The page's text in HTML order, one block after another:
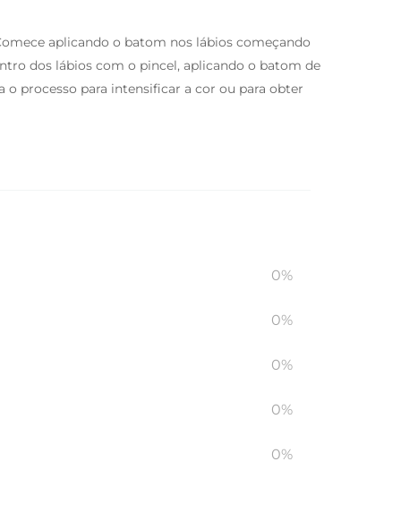
aplicando o batom nos lábios começando
dos lábios com o pincel, aplicando o batom de
processo para intensificar a cor ou para obter
0%
0%
0%
0%
0%